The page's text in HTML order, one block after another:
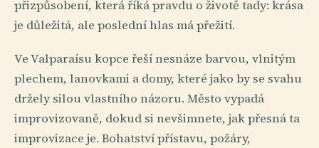
přizpůsobení, která říká pravdu o životě tady: krása
je důležitá, ale poslední hlas má přežití.
Ve Valparaísu kopce řeší nesnáze barvou, vlnitým
plechem, lanovkami a domy, které jako by se svahu
držely silou vlastního názoru. Město vypadá
improvizovaně, dokud si nevšimnete, jak přesná ta
improvizace je. Bohatství přístavu, požáry,